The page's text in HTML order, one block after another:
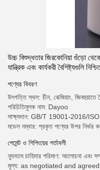
উচ্চ বিশুদ্ধতার জিরকোনিয়া গুঁড়ো
যান্ত্রিক এবং কার্যকরী বৈশিষ্ট্যগুলি
পণ্যের বিবরণ
উৎপত্তি স্থল: চীন, ঝেজিয়াং, জিনহুয়াতে
পরিচিতিমুলক নাম: Dayoo
সাক্ষ্যদান: GB/T 19001-2016/
মডেল নম্বার: প্রকৃত পণ্যের উপর নির্ভর
পেমেন্ট ও শিপিংয়ের শর্তাবলী
ন্যূনতম চাহিদার পরিমাণ: আলোচনা এবং
মূল্য: as negotiated and agreed